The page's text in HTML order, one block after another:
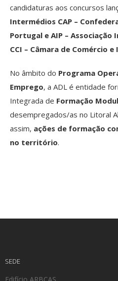
candidaturas aos concursos
Intermédios CAP –
Portugal e AIP –
CCI – Câmara de Comércio
No âmbito do Programa
Emprego, a ADL é entidade
Integrada de Formação
desempregados/as no Litoral
assim, ações de formação
no território.
SEDE